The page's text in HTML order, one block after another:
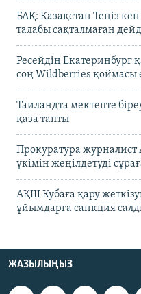
БАҚ: Қазақстан Теңіз
талабы сақталмаған
Ресейдің Екатеринбург
соң Wildberries қоймасы
Таиландта мектепте
қаза тапты
Прокуратура
үкімін жеңілдетуді
АҚШ Кубаға қару
ұйымдарға санкция
ЖАЗЫЛЫҢЫЗ